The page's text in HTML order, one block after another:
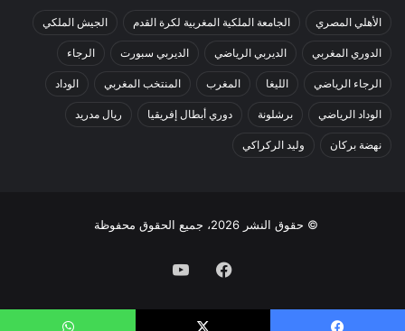
الأهلي المصري الجامعة الملكية المغربية لكرة القدم الجيش الملكي
الدوري المغربي الديربي الرياضي الديربي سبورت الرجاء
الرجاء الرياضي الليغا المغرب المنتخب المغربي الوداد
الوداد الرياضي برشلونة دوري أبطال إفريقيا ريال مدريد
نهضة بركان وليد الركراكي
© حقوق النشر 2026، جميع الحقوق محفوظة
فيسبوك